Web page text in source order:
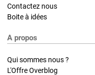
Contactez nous
Boite à idées
A propos
Qui sommes nous ?
L'Offre Overblog